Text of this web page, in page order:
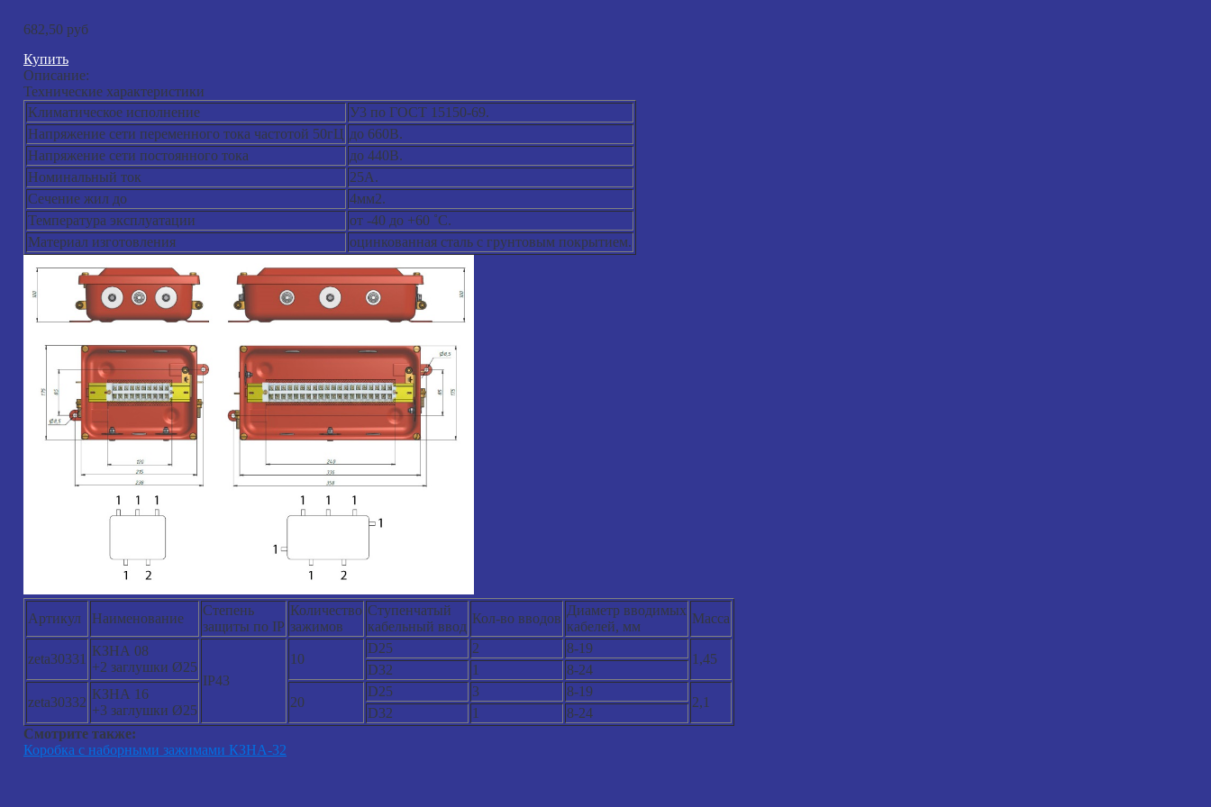
682,50 руб
Купить
Описание:
Технические характеристики
Климатическое исполнение
У3 по ГОСТ 15150-69.
Напряжение сети переменного тока частотой 50гЦ до 660В.
Напряжение сети постоянного тока
до 440В.
Номинальный ток
25А.
Сечение жил до
4мм2.
Температура эксплуатации
от -40 до +60 ˚C.
Материал изготовления
оцинкованная сталь с грунтовым покрытием.
Артикул Наименование
Степень
защиты по IP
Количество
зажимов
Ступенчатый
кабельный ввод
Кол-во вводов
Диаметр вводимых
кабелей, мм
Масса
zeta30331
КЗНА 08
+2 заглушки Ø25
IP43
10
D25 2 8-19
1,45
D32 1 8-24
zeta30332
КЗНА 16
+3 заглушки Ø25
20
D25 3 8-19
2,1
D32 1
8-24
Смотрите также:
Коробка с наборными зажимами КЗНА-32